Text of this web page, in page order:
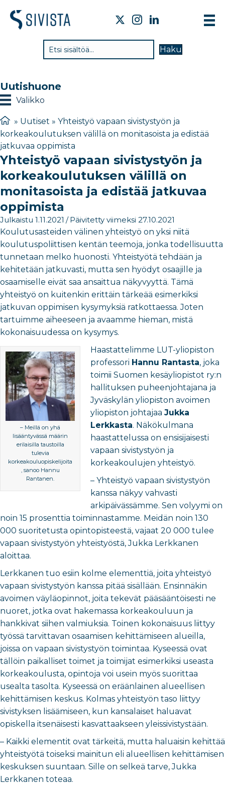
Haku
Uutishuone
Valikko
» Uutiset » Yhteistyö vapaan sivistystyön ja
korkeakoulutuksen välillä on monitasoista ja edistää
jatkuvaa oppimista
Yhteistyö vapaan sivistystyön ja
korkeakoulutuksen välillä on
monitasoista ja edistää jatkuvaa
oppimista
Julkaistu 1.11.2021 / Päivitetty viimeksi 27.10.2021
Koulutusasteiden välinen yhteistyö on yksi niitä
koulutuspoliittisen kentän teemoja, jonka todellisuutta
tunnetaan melko huonosti. Yhteistyötä tehdään ja
kehitetään jatkuvasti, mutta sen hyödyt osaajille ja
osaamiselle eivät saa ansaittua näkyvyyttä. Tämä
yhteistyö on kuitenkin erittäin tärkeää esimerkiksi
jatkuvan oppimisen kysymyksiä ratkottaessa. Joten
tartuimme aiheeseen ja avaamme hieman, mistä
kokonaisuudessa on kysymys.
– Meillä on yhä
lisääntyvässä määrin
erilaisilla taustoilla
tulevia
korkeakouluopiskelijoita
, sanoo Hannu
Rantanen.
Haastattelimme LUT-yliopiston
professori Hannu Rantasta, joka
toimii Suomen kesäyliopistot ry:n
hallituksen puheenjohtajana ja
Jyväskylän yliopiston avoimen
yliopiston johtajaa Jukka
Lerkkasta. Näkökulmana
haastattelussa on ensisijaisesti
vapaan sivistystyön ja
korkeakoulujen yhteistyö.
– Yhteistyö vapaan sivistystyön
kanssa näkyy vahvasti
arkipäivässämme. Sen volyymi on
noin 15 prosenttia toiminnastamme. Meidän noin 130
000 suoritetusta opintopisteestä, vajaat 20 000 tulee
vapaan sivistystyön yhteistyöstä, Jukka Lerkkanen
aloittaa.
Lerkkanen tuo esiin kolme elementtiä, joita yhteistyö
vapaan sivistystyön kanssa pitää sisällään. Ensinnäkin
avoimen väyläopinnot, joita tekevät pääsääntöisesti ne
nuoret, jotka ovat hakemassa korkeakouluun ja
hankkivat siihen valmiuksia. Toinen kokonaisuus liittyy
työssä tarvittavan osaamisen kehittämiseen alueilla,
joissa on vapaan sivistystyön toimintaa. Kyseessä ovat
tällöin paikalliset toimet ja toimijat esimerkiksi useasta
korkeakoulusta, opintoja voi usein myös suorittaa
usealta tasolta. Kyseessä on eräänlainen alueellisen
kehittämisen keskus. Kolmas yhteistyön taso liittyy
sivistyksen lisäämiseen, kun kansalaiset haluavat
opiskella itsenäisesti kasvattaakseen yleissivistystään.
– Kaikki elementit ovat tärkeitä, mutta haluaisin kehittää
yhteistyötä toiseksi mainitun eli alueellisen kehittämisen
keskuksen suuntaan. Sille on selkeä tarve, Jukka
Lerkkanen toteaa.